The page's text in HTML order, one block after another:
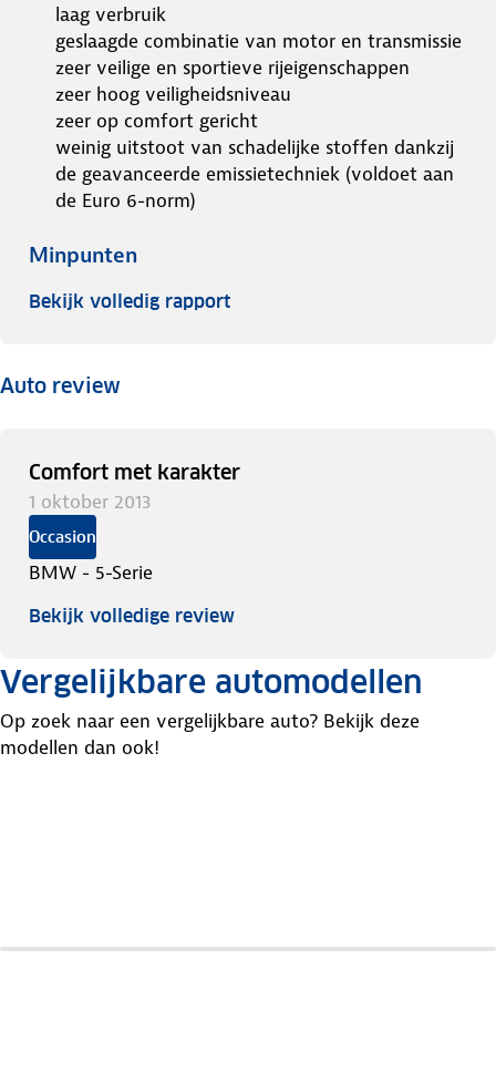
laag verbruik
geslaagde combinatie van motor en transmissie
zeer veilige en sportieve rijeigenschappen
zeer hoog veiligheidsniveau
zeer op comfort gericht
weinig uitstoot van schadelijke stoffen dankzij
de geavanceerde emissietechniek (voldoet aan
de Euro 6-norm)
Minpunten
Bekijk volledig rapport
Auto review
Comfort met karakter
1 oktober 2013
Occasion
BMW - 5-Serie
Bekijk volledige review
Vergelijkbare automodellen
Op zoek naar een vergelijkbare auto? Bekijk deze
modellen dan ook!